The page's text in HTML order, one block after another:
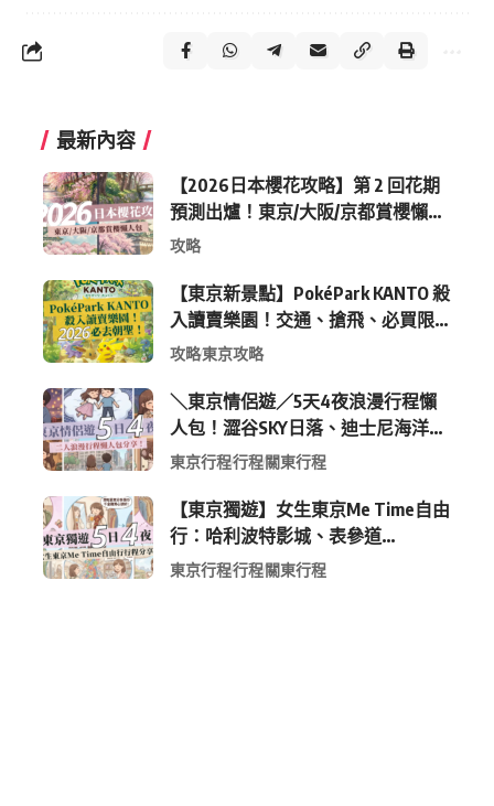
最新內容
【2026日本櫻花攻略】第 2 回花期
預測出爐！東京/大阪/京都賞櫻懶人
包 (附最新時間表)
攻略
【東京新景點】PokéPark KANTO 殺
入讀賣樂園！交通、搶飛、必買限
定周邊全攻略
攻略東京攻略
＼東京情侶遊／5天4夜浪漫行程懶
人包！澀谷SKY日落、迪士尼海洋、
中目黑高質感咖啡廳全收錄
東京行程行程關東行程
【東京獨遊】女生東京Me Time自由
行：哈利波特影城、表參道
Shopping 與下北澤尋寶5日4夜慢活
東京行程行程關東行程